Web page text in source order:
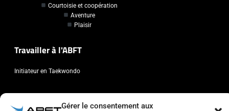
Gérer le consentement aux
Courtoisie et coopération
Aventure
Plaisir
Travailler à l'ABFT
Initiateur en Taekwondo
Contact